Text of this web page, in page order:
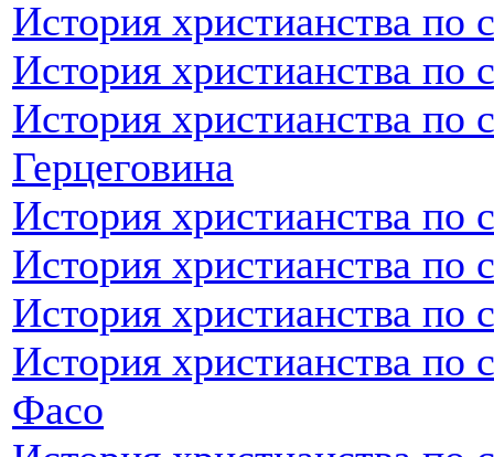
История христианства по
История христианства по
История христианства по
Герцеговина
История христианства по
История христианства по
История христианства по
История христианства по
Фасо